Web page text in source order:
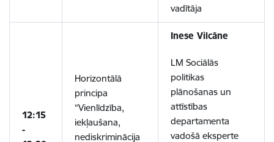
vadītāja
12:15
-
Horizontālā
principa
“Vienlīdzība,
iekļaušana,
nediskriminācija
Inese Vilcāne
LM Sociālās
politikas
plānošanas un
attīstības
departamenta
vadošā eksperte